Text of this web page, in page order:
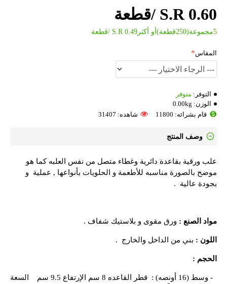
التوفر: متوفر
الوزن: 0.00kg
قام بشرائه: 11800
شاهده: 31407
S.R 0.60 /قطعة
5مجموعة(250قطعة)أو أكثرS.R 0.49 /قطعة
المقاس
وصف المنتج
علب ورقية بقاعدة دائرية وغطاء متصل من نفس العلبه كما هو
موضح بالصورة مناسبه للأطعمة و الحلويات بأنواعها , عملية و
بجودة عالية .
مواد الصنع : ورق مقوى و بلاستيك شفاف .
اللون : بني من الداخل والخارج .
الحجم :
- وسط (16 أونصه) : قطر القاعده 8 سم الإرتفاع 9.5 سم السعة